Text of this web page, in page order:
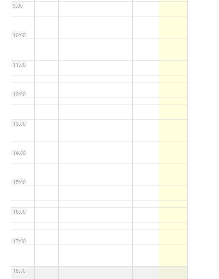
9:00
10:00
11:00
12:00
13:00
14:00
15:00
16:00
17:00
18:00